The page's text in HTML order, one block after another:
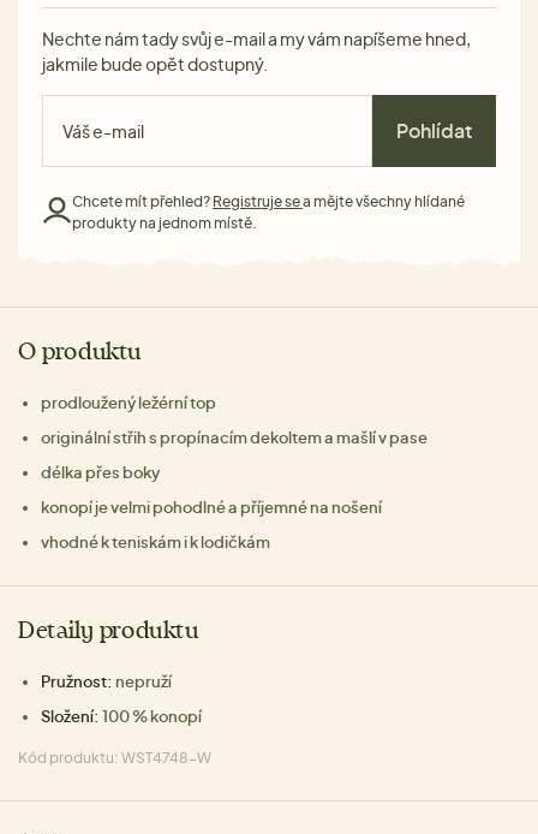
Nechte nám tady svůj e-mail a my vám napíšeme hned,
jakmile bude opět dostupný.
Pohlídat
Chcete mít přehled? Registruje sea mějte všechny hlídané
produkty na jednom místě.
O produktu
prodloužený ležérní top
originální střih s propínacím dekoltem a mašlí v pase
délka přes boky
konopí je velmi pohodlné a příjemné na nošení
vhodné k teniskám i k lodičkám
Detaily produktu
Pružnost: nepruží
Složení: 100 % konopí
Kód produktu: WST4748-W